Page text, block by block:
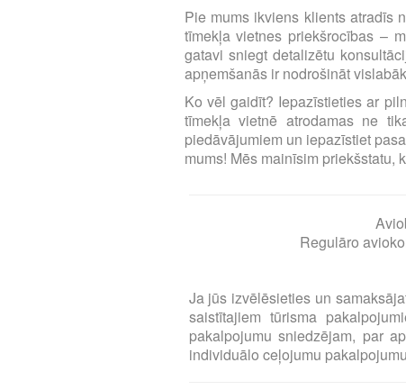
Pie mums ikviens klients atradīs
tīmekļa vietnes priekšrocības –
gatavi sniegt detalizētu
apņemšanās ir nodrošināt
Ko vēl gaidīt? Iepazīstieties ar
tīmekļa vietnē atrodamas ne
piedāvājumiem un iepazīstiet
mums! Mēs mainīsim priekšstatu,
Regulāro
Ja jūs izvēlēsieties un
saistītajiem tūrisma
pakalpojumu sniedzējam, par
individuālo ceļojumu